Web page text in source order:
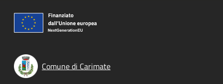
Comune di Carimate